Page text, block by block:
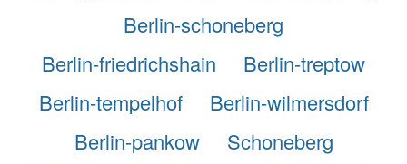
Berlin-schoneberg
Berlin-friedrichshain
Berlin-treptow
Berlin-tempelhof
Berlin-wilmersdorf
Berlin-pankow
Schoneberg